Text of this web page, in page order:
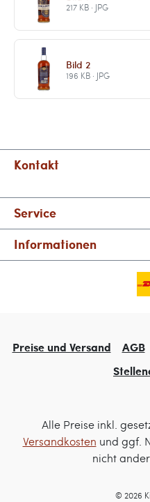
217 KB · JPG
Bild 2
196 KB · JPG
Kontakt
Service
Informationen
Preise und Versand AGB
Alle Preise inkl.
Versandkosten und ggf.
nicht
© 2026